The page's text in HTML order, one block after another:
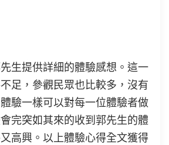
生提供詳細的體驗感想。這一
足，參觀民眾也比較多，沒有
驗一樣可以對每一位體驗者做
完突如其來的收到郭先生的體
高興。以上體驗心得全文獲得